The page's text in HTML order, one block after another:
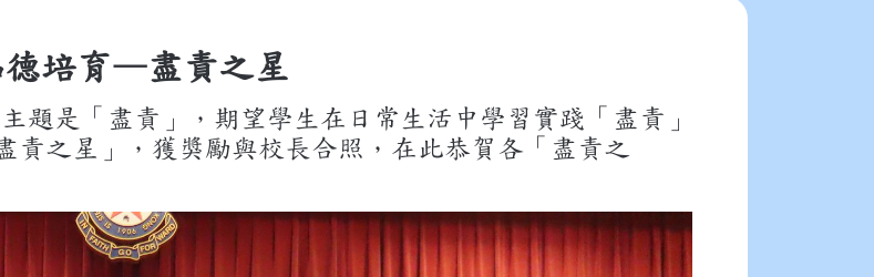
德培育—盡責之星
題是「盡責」，期望學生在日常生活中學習實踐「盡責」
責之星」，獲獎勵與校長合照，在此恭賀各「盡責之